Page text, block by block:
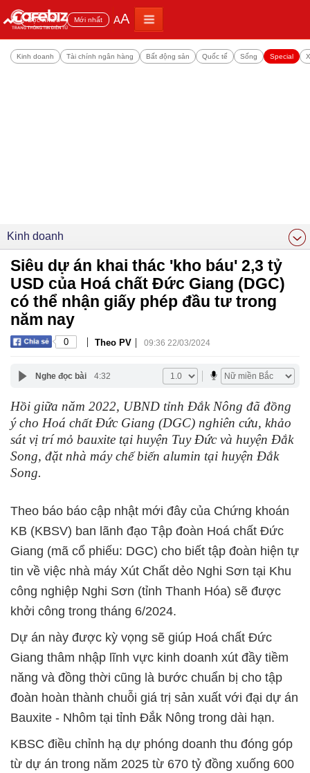
Đọc nhiều Mới nhất AA
Kinh doanh Tài chính ngân hàng Bất động sản Quốc tế Sống Special
Kinh doanh
Siêu dự án khai thác 'kho báu' 2,3 tỷ
USD của Hoá chất Đức Giang (DGC)
có thể nhận giấy phép đầu tư trong
năm nay
0 | Theo PV | 09:36 22/03/2024
Nghe đọc bài 4:32
Hồi giữa năm 2022, UBND tỉnh Đắk Nông đã đồng
ý cho Hoá chất Đức Giang (DGC) nghiên cứu, khảo
sát vị trí mỏ bauxite tại huyện Tuy Đức và huyện Đắk
Song, đặt nhà máy chế biến alumin tại huyện Đắk
Song.
Theo báo báo cập nhật mới đây của Chứng khoán
KB (KBSV) ban lãnh đạo Tập đoàn Hoá chất Đức
Giang (mã cổ phiếu: DGC) cho biết tập đoàn hiện tự
tin về việc nhà máy Xút Chất dẻo Nghi Sơn tại Khu
công nghiệp Nghi Sơn (tỉnh Thanh Hóa) sẽ được
khởi công trong tháng 6/2024.
Dự án này được kỳ vọng sẽ giúp Hoá chất Đức
Giang thâm nhập lĩnh vực kinh doanh xút đầy tiềm
năng và đồng thời cũng là bước chuẩn bị cho tập
đoàn hoàn thành chuỗi giá trị sản xuất với đại dự án
Bauxite - Nhôm tại tỉnh Đắk Nông trong dài hạn.
KBSC điều chỉnh hạ dự phóng doanh thu đóng góp
từ dự án trong năm 2025 từ 670 tỷ đồng xuống 600